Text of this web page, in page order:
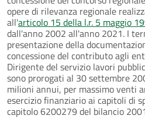
opere di rilevanza regionale
all'articolo 15 della l.r. 5 maggio
dall'anno 2002 all'anno 2021. I
presentazione della
concessione del contributo agli
Dirigente del servizio lavori
sono prorogati al 30 settembre
milioni annui, per massimo venti
esercizio finanziario ai capitoli di
capitolo 6200279 del bilancio